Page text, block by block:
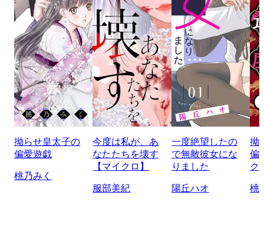
拗らせ皇太子の
偏愛遊戯
桃乃みく
今度は私が、あ
なたたちを壊す
【マイクロ】
服部美紀
一度絶望したの
で無敵彼女にな
りました
陽丘ハオ
拗
偏
ク
桃